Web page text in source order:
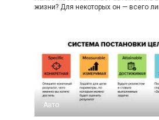
жизни? Для некоторых он — всего
Авто